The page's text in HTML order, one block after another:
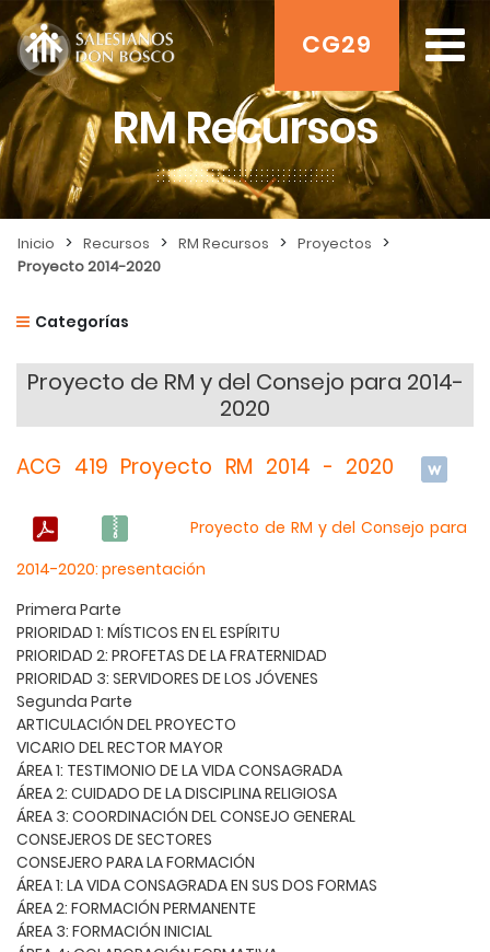
CG29
RM Recursos
Inicio > Recursos > RM Recursos > Proyectos >
Proyecto 2014-2020
Categorías
Proyecto de RM y del Consejo para 2014-
2020
ACG 419 Proyecto RM 2014 - 2020
Proyecto de RM y del Consejo para
2014-2020: presentación
Primera Parte
PRIORIDAD 1: MÍSTICOS EN EL ESPÍRITU
PRIORIDAD 2: PROFETAS DE LA FRATERNIDAD
PRIORIDAD 3: SERVIDORES DE LOS JÓVENES
Segunda Parte
ARTICULACIÓN DEL PROYECTO
VICARIO DEL RECTOR MAYOR
ÁREA 1: TESTIMONIO DE LA VIDA CONSAGRADA
ÁREA 2: CUIDADO DE LA DISCIPLINA RELIGIOSA
ÁREA 3: COORDINACIÓN DEL CONSEJO GENERAL
CONSEJEROS DE SECTORES
CONSEJERO PARA LA FORMACIÓN
ÁREA 1: LA VIDA CONSAGRADA EN SUS DOS FORMAS
ÁREA 2: FORMACIÓN PERMANENTE
ÁREA 3: FORMACIÓN INICIAL